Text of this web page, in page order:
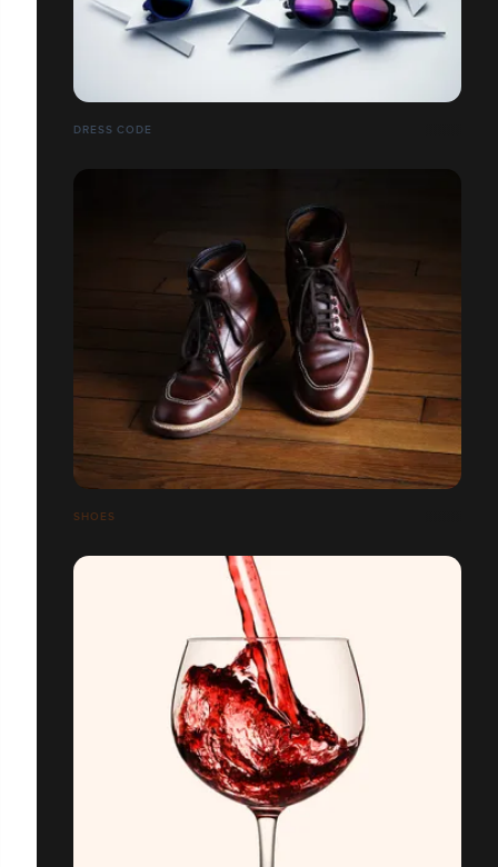
DRESS CODE
SHOES